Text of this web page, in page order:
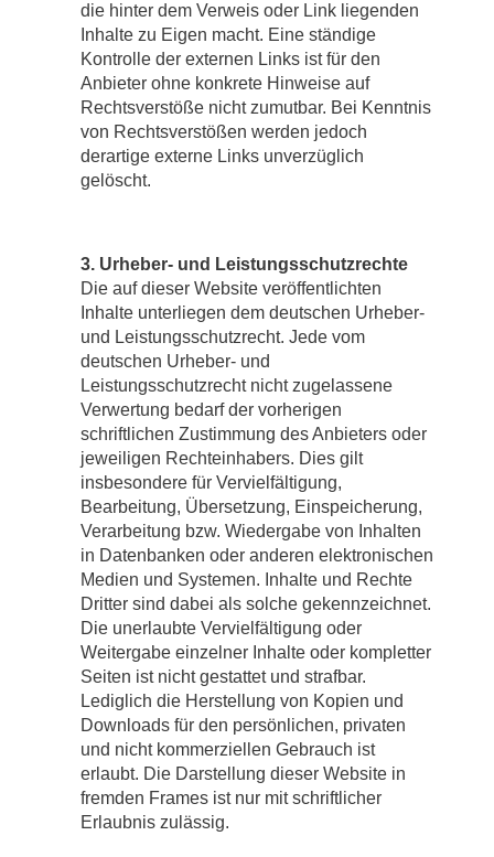
die hinter dem Verweis oder Link liegenden
Inhalte zu Eigen macht. Eine ständige
Kontrolle der externen Links ist für den
Anbieter ohne konkrete Hinweise auf
Rechtsverstöße nicht zumutbar. Bei Kenntnis
von Rechtsverstößen werden jedoch
derartige externe Links unverzüglich
gelöscht.
3. Urheber- und Leistungsschutzrechte
Die auf dieser Website veröffentlichten
Inhalte unterliegen dem deutschen Urheber-
und Leistungsschutzrecht. Jede vom
deutschen Urheber- und
Leistungsschutzrecht nicht zugelassene
Verwertung bedarf der vorherigen
schriftlichen Zustimmung des Anbieters oder
jeweiligen Rechteinhabers. Dies gilt
insbesondere für Vervielfältigung,
Bearbeitung, Übersetzung, Einspeicherung,
Verarbeitung bzw. Wiedergabe von Inhalten
in Datenbanken oder anderen elektronischen
Medien und Systemen. Inhalte und Rechte
Dritter sind dabei als solche gekennzeichnet.
Die unerlaubte Vervielfältigung oder
Weitergabe einzelner Inhalte oder kompletter
Seiten ist nicht gestattet und strafbar.
Lediglich die Herstellung von Kopien und
Downloads für den persönlichen, privaten
und nicht kommerziellen Gebrauch ist
erlaubt. Die Darstellung dieser Website in
fremden Frames ist nur mit schriftlicher
Erlaubnis zulässig.